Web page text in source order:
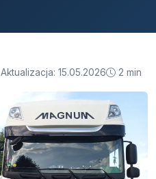
Aktualizacja: 15.05.2026 2 min